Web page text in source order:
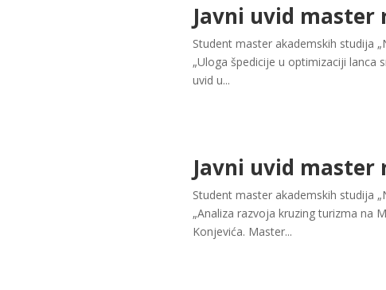
Javni uvid master
Student master akademskih studija
„Uloga špedicije u optimizaciji lanca
uvid u...
Javni uvid master
Student master akademskih studija
„Analiza razvoja kruzing turizma na
Konjevića. Master...